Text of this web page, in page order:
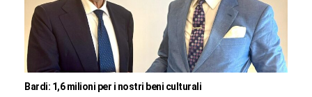
Bardi: 1,6 milioni per i nostri beni culturali